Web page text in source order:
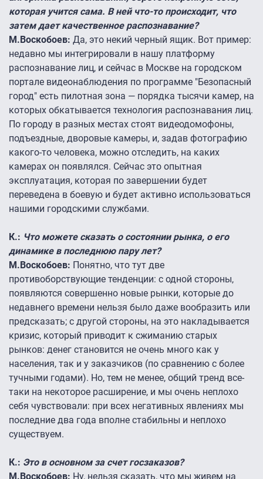
которая учится сама. В ней что-то происходит, что
затем дает качественное распознавание?
М.Воскобоев: Да, это некий черный ящик. Вот пример:
недавно мы интегрировали в нашу платформу
распознавание лиц, и сейчас в Москве на городском
портале видеонаблюдения по программе "Безопасный
город" есть пилотная зона — порядка тысячи камер, на
которых обкатывается технология распознавания лиц.
По городу в разных местах стоят видеодомофоны,
подъездные, дворовые камеры, и, задав фотографию
какого-то человека, можно отследить, на каких
камерах он появлялся. Сейчас это опытная
эксплуатация, которая по завершении будет
переведена в боевую и будет активно использоваться
нашими городскими службами.
К.: Что можете сказать о состоянии рынка, о его
динамике в последнюю пару лет?
М.Воскобоев: Понятно, что тут две
противоборствующие тенденции: с одной стороны,
появляются совершенно новые рынки, которые до
недавнего времени нельзя было даже вообразить или
предсказать; с другой стороны, на это накладывается
кризис, который приводит к сжиманию старых
рынков: денег становится не очень много как у
населения, так и у заказчиков (по сравнению с более
тучными годами). Но, тем не менее, общий тренд все-
таки на некоторое расширение, и мы очень неплохо
себя чувствовали: при всех негативных явлениях мы
последние два года вполне стабильны и неплохо
существуем.
К.: Это в основном за счет госзаказов?
М.Воскобоев: Ну, нельзя сказать, что мы живем на